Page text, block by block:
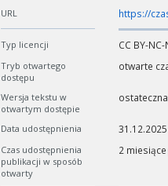
URL https://
Typ licencji CC BY-
Tryb otwartego
dostępu
otwarte
Wersja tekstu w
otwartym dostępie
Data udostępnienia 31.12.2025
Czas udostępnienia
publikacji w sposób
otwarty
2